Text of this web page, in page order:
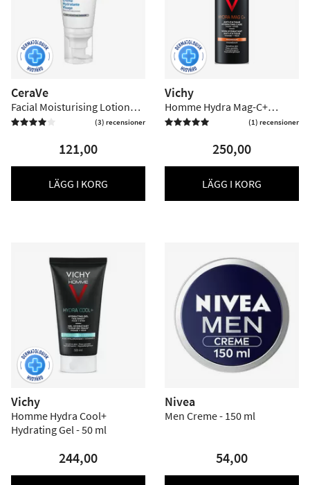
CeraVe
Facial Moisturising Lotion
SPF50 - 52 ml
 (3) recensioner
121,00
LÄGG I KORG
Vichy
Homme Hydra Mag-C+
Ansigtscreme - 50 ml
 (1) recensioner
250,00
LÄGG I KORG
Vichy
Homme Hydra Cool+
Hydrating Gel - 50 ml
244,00
Nivea
Men Creme - 150 ml
54,00